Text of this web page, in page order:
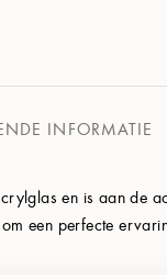
INFORMATIE
en is aan de
een perfecte